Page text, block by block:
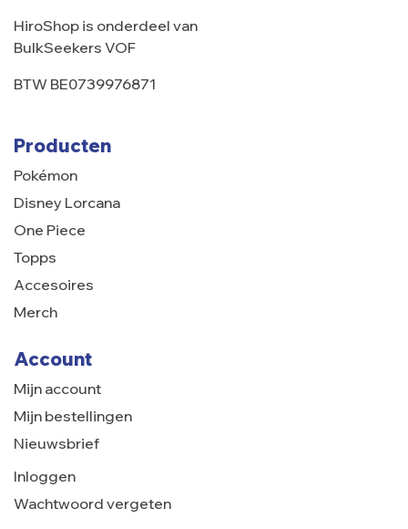
Producten
Pokémon
Disney Lorcana
One Piece
Topps
Accesoires
Merch
Account
Mijn account
Mijn bestellingen
Nieuwsbrief
Inloggen
Wachtwoord vergeten
HiroShop is onderdeel van
BulkSeekers VOF
BTW BE0739976871